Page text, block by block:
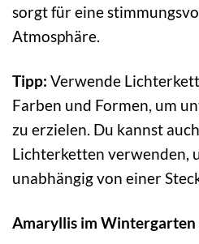
sorgt für eine
Atmosphäre.
Tipp: Verwende
Farben und Formen, um
zu erzielen. Du kannst
Lichterketten verwenden,
unabhängig von einer
Amaryllis im Wintergarten